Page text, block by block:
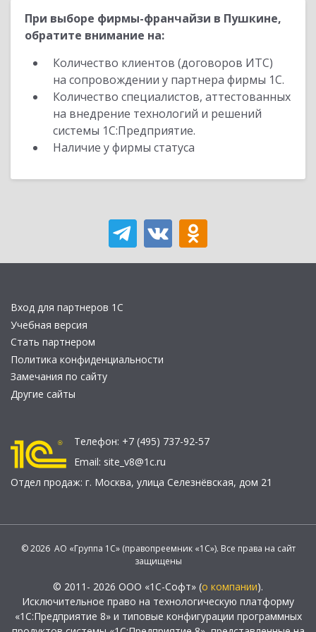
При выборе фирмы-франчайзи в Пушкине,
обратите внимание на:
Количество клиентов (договоров ИТС)
на сопровождении у партнера фирмы 1С.
Количество специалистов, аттестованных
на внедрение технологий и решений
системы 1С:Предприятие.
Наличие у фирмы статуса
Вход для партнеров 1С
Учебная версия
Стать партнером
Политика конфиденциальности
Замечания по сайту
Другие сайты
Телефон: +7 (495) 737-92-57
Email: site_v8@1c.ru
Отдел продаж: г. Москва, улица Селезнёвская, дом 21
© 2026 АО «Группа 1С» (правопреемник «1С»). Все права на сайт
защищены
© 2011- 2026 ООО «1С-Софт» (о компании).
Исключительное право на технологическую платформу
«1С:Предприятие 8» и типовые конфигурации программных